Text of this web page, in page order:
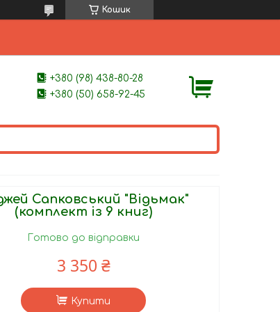
Кошик
+380 (98) 438-80-28
+380 (50) 658-92-45
Сапковський "Відьмак"
(комплект із 9 книг)
Готово до відправки
3 350 ₴
Купити